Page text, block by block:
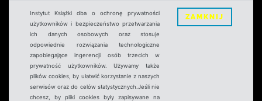
Instytut Książki dba o ochronę prywatności
użytkowników i bezpieczeństwo przetwarzania
ich danych osobowych oraz stosuje
odpowiednie rozwiązania technologiczne
zapobiegające ingerencji osób trzecich w
prywatność użytkowników. Używamy także
plików cookies, by ułatwić korzystanie z naszych
serwisów oraz do celów statystycznych.Jeśli nie
chcesz, by pliki cookies były zapisywane na
ZAMKNIJ